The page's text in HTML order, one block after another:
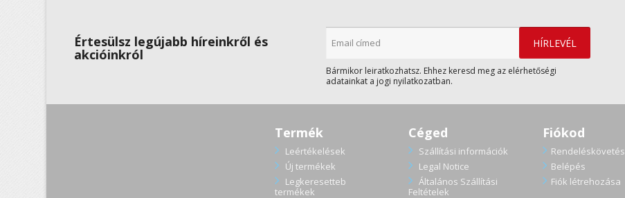
Értesülsz legújabb híreinkről és
akcióinkról
Bármikor leiratkozhatsz. Ehhez keresd meg az elérhetőségi
adatainkat a jogi nyilatkozatban.
Termék
Leértékelések
Új termékek
Legkeresetteb
termékek
Céged
Szállítási információk
Legal Notice
Általános Szállítási
Feltételek
Fiókod
Rendeléskövetés
Belépés
Fiók létrehozása